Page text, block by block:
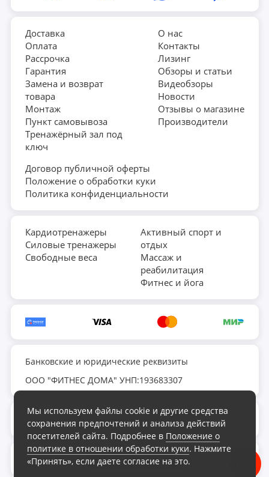
Мы используем файлы cookie и другие средства
сохранения предпочтений и анализа действий
посетителей сайта. Подробнее в Положение о
политике в отношении обработки куки. Нажмите
«Принять», если даете согласие на это.
Доставка
Оплата
Рассрочка
Гарантия
Замена и возврат
товара
Монтаж
Пункт самовывоза
Тренажёрный зал под
ключ
О нас
Контакты
Лизинг
Обзоры и статьи
Видеобзоры
Новости
Отзывы о магазине
Производители
Договор публичной оферты
Положение о обработки куки
Политика конфиденциальности
Кардиотренажеры
Силовые тренажеры
Свободные веса
Активный спорт и
отдых
Массаж и
реабилитация
Фитнес и йога
Банковские и юридические реквизиты
ООО "ФИТНЕС ДОМА" УНП:193683307
fds.by@yandex.ru
Обратный звонок